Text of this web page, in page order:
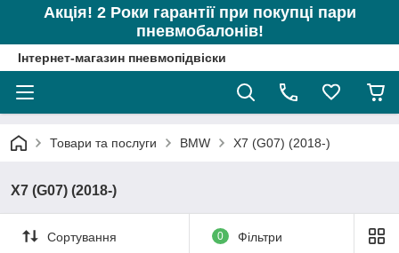
Акція! 2 Роки гарантії при покупці пари
пневмобалонів!
Інтернет-магазин пневмопідвіски
Товари та послуги BMW X7 (G07) (2018-)
X7 (G07) (2018-)
Сортування 0 Фільтри